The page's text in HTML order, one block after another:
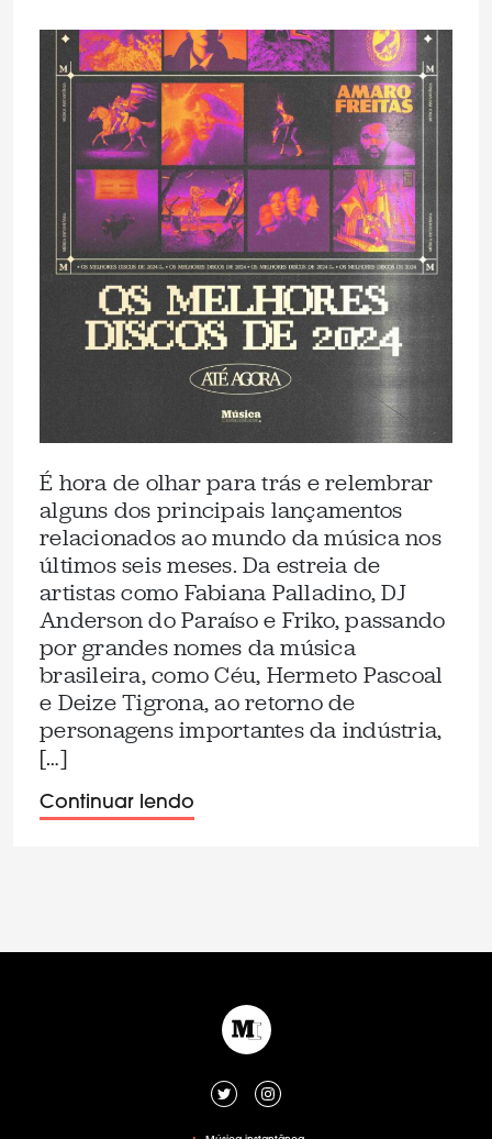
É hora de olhar para trás e relembrar
alguns dos principais lançamentos
relacionados ao mundo da música nos
últimos seis meses. Da estreia de
artistas como Fabiana Palladino, DJ
Anderson do Paraíso e Friko, passando
por grandes nomes da música
brasileira, como Céu, Hermeto Pascoal
e Deize Tigrona, ao retorno de
personagens importantes da indústria,
[…]
Continuar lendo